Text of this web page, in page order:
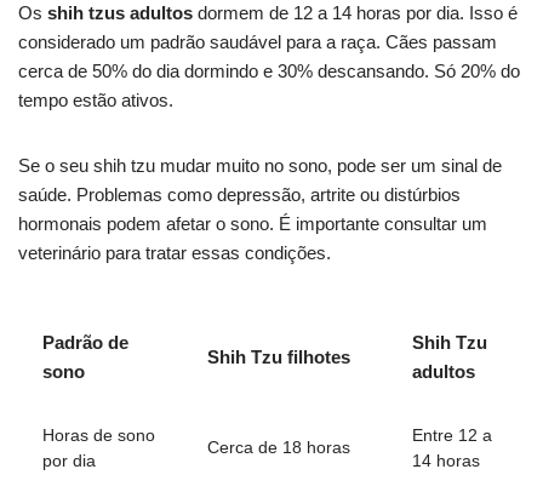
Os shih tzus adultos dormem de 12 a 14 horas por dia. Isso é
considerado um padrão saudável para a raça. Cães passam
cerca de 50% do dia dormindo e 30% descansando. Só 20% do
tempo estão ativos.
Se o seu shih tzu mudar muito no sono, pode ser um sinal de
saúde. Problemas como depressão, artrite ou distúrbios
hormonais podem afetar o sono. É importante consultar um
veterinário para tratar essas condições.
Padrão de
sono
Shih Tzu filhotes
Shih Tzu
adultos
Horas de sono
por dia
Cerca de 18 horas
Entre 12 a
14 horas